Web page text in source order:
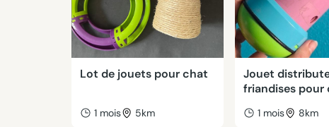
Lot de jouets pour chat
1 mois 5km
Jouet
friandises pour
1 mois 8km